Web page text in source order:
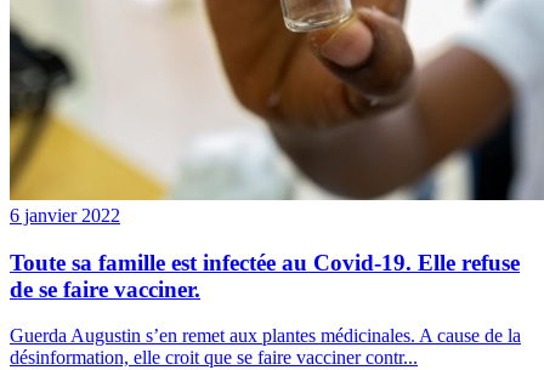
6 janvier 2022
Toute sa famille est infectée au Covid-19. Elle refuse
de se faire vacciner.
Guerda Augustin s’en remet aux plantes médicinales. A cause de la
désinformation, elle croit que se faire vacciner contr...